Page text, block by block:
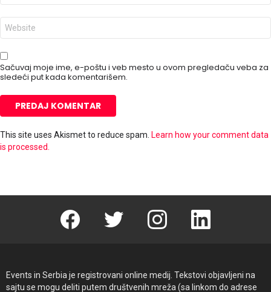
p
o
t
*
V
b
m
e
s
t
Sačuvaj moje ime, e-poštu i veb mesto u ovom pregledaču veba za
sledeći put kada komentarišem.
This site uses Akismet to reduce spam. Learn how your comment data
is processed.
Facebook Twitter instagram linkedin
Events in Serbia je registrovani online medij. Tekstovi objavljeni na
sajtu se mogu deliti putem društvenih mreža (sa linkom do adrese